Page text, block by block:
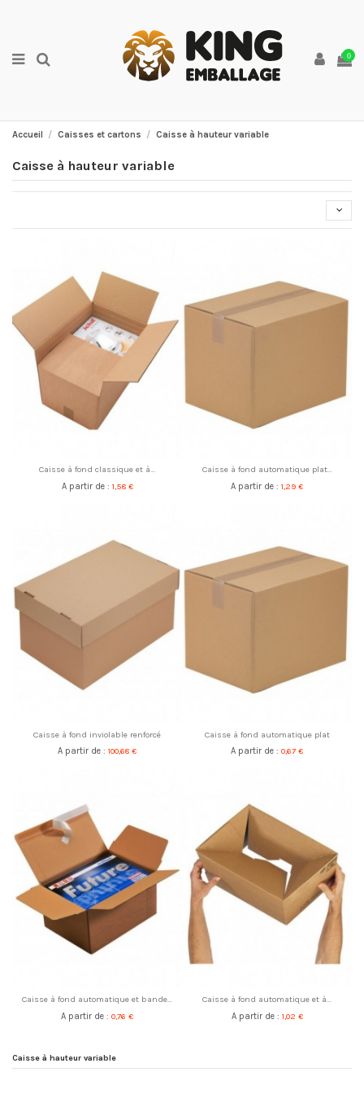
0
Accueil Caisses et cartons Caisse à hauteur variable
Caisse à hauteur variable
Caisse à fond classique et à...
A partir de : 1,58 €
Caisse à fond automatique plat...
A partir de : 1,29 €
Caisse à fond inviolable renforcé
A partir de : 100,68 €
Caisse à fond automatique plat
A partir de : 0,67 €
Caisse à fond automatique et bande...
A partir de : 0,76 €
Caisse à fond automatique et à...
A partir de : 1,02 €
Caisse à hauteur variable